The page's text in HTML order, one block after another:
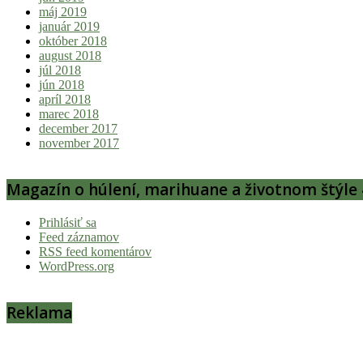
máj 2019
január 2019
október 2018
august 2018
júl 2018
jún 2018
apríl 2018
marec 2018
december 2017
november 2017
Magazín o húlení, marihuane a životnom štýle
Prihlásiť sa
Feed záznamov
RSS feed komentárov
WordPress.org
Reklama